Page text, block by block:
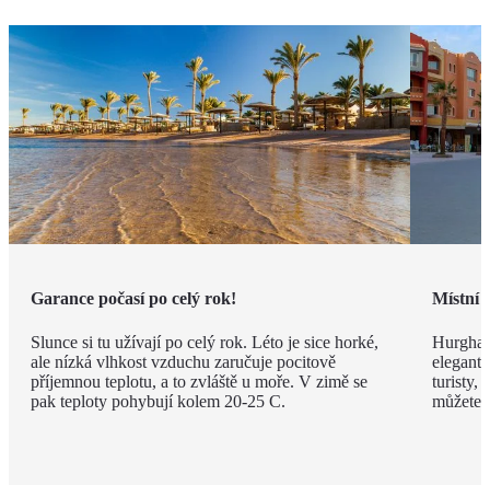
Garance počasí po celý rok!
Slunce si tu užívají po celý rok. Léto je sice horké,
ale nízká vlhkost vzduchu zaručuje pocitově
příjemnou teplotu, a to zvláště u moře. V zimě se
pak teploty pohybují kolem 20-25 C.
Místní
turisty,
můžete